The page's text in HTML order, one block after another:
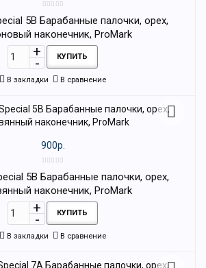
5B Барабанные палочки, орех,
наконечник, ProMark
КУПИТЬ
В закладки В сравнение
900р.
5B Барабанные палочки, орех,
наконечник, ProMark
КУПИТЬ
В закладки В сравнение